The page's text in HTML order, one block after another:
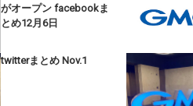
がオープン facebookま
とめ12月6日
twitterまとめ Nov.1